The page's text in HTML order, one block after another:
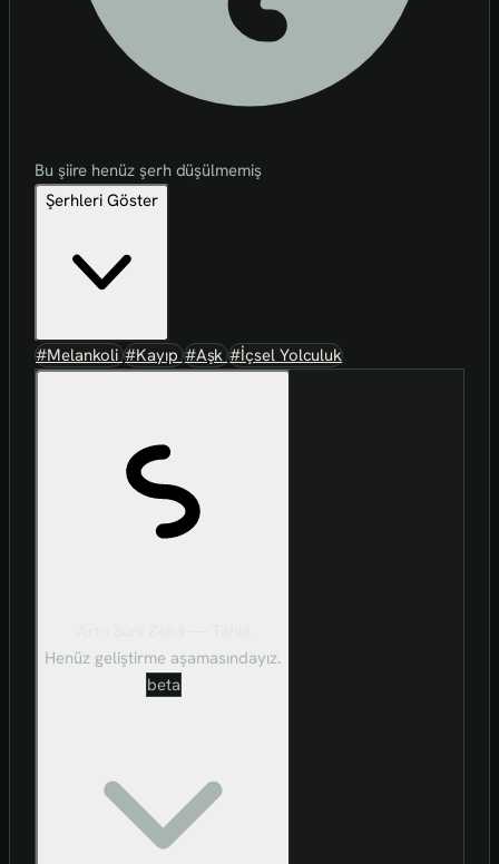
Bu şiire henüz şerh düşülmemiş
Şerhleri Göster
#Melankoli#Kayıp#Aşk#İçsel Yolculuk
Henüz geliştirme aşamasındayız.
beta